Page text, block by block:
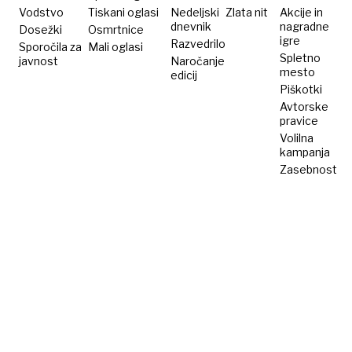
Vodstvo
Dosežki
Sporočila za
javnost
Tiskani oglasi
Osmrtnice
Mali oglasi
Nedeljski
dnevnik
Razvedrilo
Naročanje
edicij
Zlata nit
Akcije in
nagradne
igre
Spletno
mesto
Piškotki
Avtorske
pravice
Volilna
kampanja
Zasebnost